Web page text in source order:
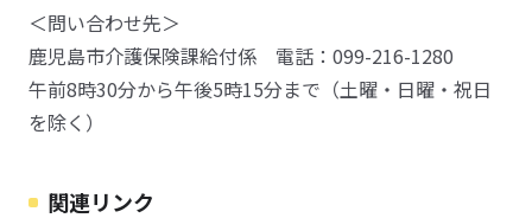
＜問い合わせ先＞
鹿児島市介護保険課給付係 電話：099-216-1280
午前8時30分から午後5時15分まで（土曜・日曜・祝日
を除く）
関連リンク